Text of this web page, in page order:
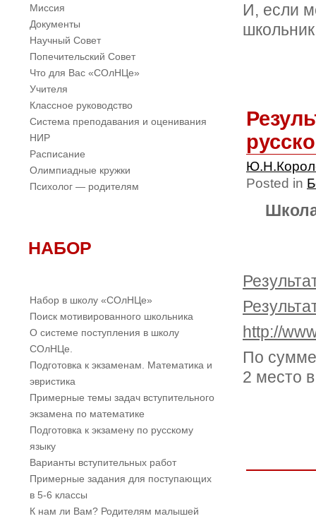
И, если
Posted in
http://
По
2 место
Миссия
Документы
Научный Совет
Попечительский Совет
Что для Вас «СОлНЦе»
Учителя
Классное руководство
Система преподавания и оценивания
НИР
Расписание
Олимпиадные кружки
Психолог — родителям
НАБОР
Набор в школу «СОлНЦе»
Поиск мотивированного школьника
О системе поступления в школу
СОлНЦе.
Подготовка к экзаменам. Математика и
эвристика
Примерные темы задач вступительного
экзамена по математике
Подготовка к экзамену по русскому
языку
Варианты вступительных работ
Примерные задания для поступающих
в 5-6 классы
К нам ли Вам? Родителям малышей